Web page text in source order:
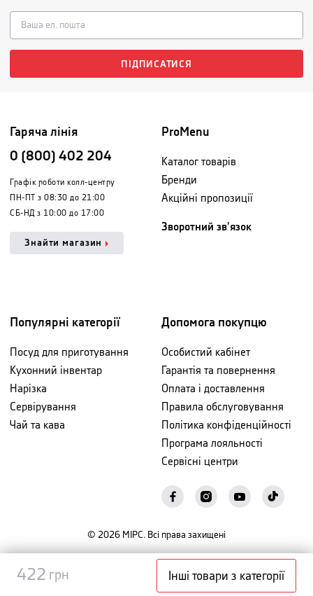
422 грн
про наявність
422 грн Інші товари з категорії
ПІДПИСАТИСЯ
Гаряча лінія
0 (800) 402 204
Графік роботи колл-центру
ПН-ПТ з 08:30 до 21:00
СБ-НД з 10:00 до 17:00
Знайти магазин
ProMenu
Каталог товарів
Бренди
Акційні пропозиції
Зворотний зв'язок
Популярні категорії
Посуд для приготування
Кухонний інвентар
Нарізка
Сервірування
Чай та кава
Допомога покупцю
Особистий кабінет
Гарантія та повернення
Оплата і доставлення
Правила обслуговування
Політика конфіденційності
Програма лояльності
Сервісні центри
© 2026 МІРС. Всі права захищені